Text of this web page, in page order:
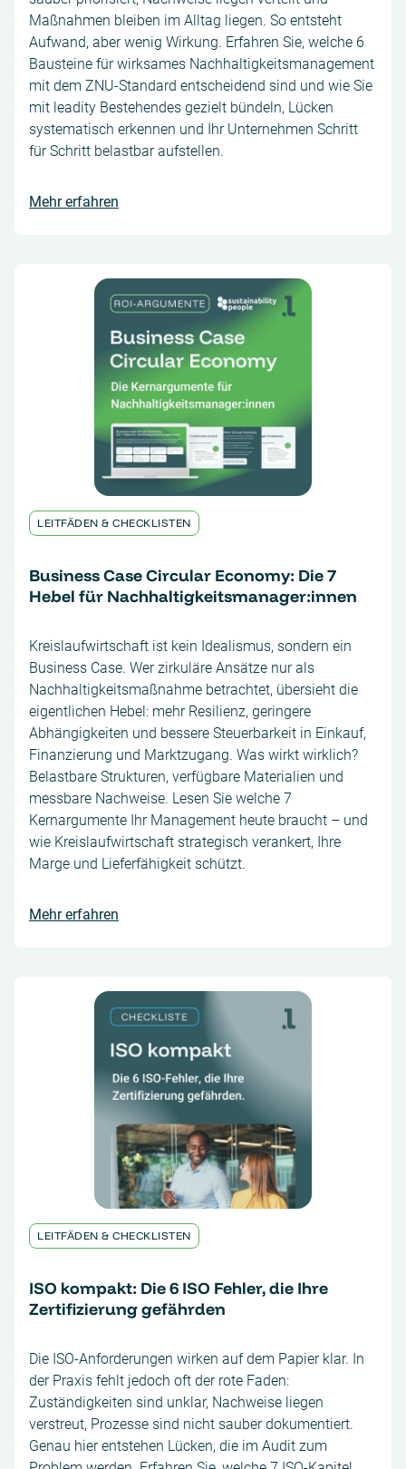
Maßnahmen bleiben im Alltag liegen. So entsteht
Aufwand, aber wenig Wirkung. Erfahren Sie, welche 6
Bausteine für wirksames Nachhaltigkeitsmanagement
mit dem ZNU-Standard entscheidend sind und wie Sie
mit leadity Bestehendes gezielt bündeln, Lücken
systematisch erkennen und Ihr Unternehmen Schritt
für Schritt belastbar aufstellen.
Mehr erfahren
LEITFÄDEN & CHECKLISTEN
Business Case Circular Economy: Die 7
Hebel für Nachhaltigkeitsmanager:innen
Kreislaufwirtschaft ist kein Idealismus, sondern ein
Business Case. Wer zirkuläre Ansätze nur als
Nachhaltigkeitsmaßnahme betrachtet, übersieht die
eigentlichen Hebel: mehr Resilienz, geringere
Abhängigkeiten und bessere Steuerbarkeit in Einkauf,
Finanzierung und Marktzugang. Was wirkt wirklich?
Belastbare Strukturen, verfügbare Materialien und
messbare Nachweise. Lesen Sie welche 7
Kernargumente Ihr Management heute braucht – und
wie Kreislaufwirtschaft strategisch verankert, Ihre
Marge und Lieferfähigkeit schützt.
Mehr erfahren
LEITFÄDEN & CHECKLISTEN
ISO kompakt: Die 6 ISO Fehler, die Ihre
Zertifizierung gefährden
Die ISO-Anforderungen wirken auf dem Papier klar. In
der Praxis fehlt jedoch oft der rote Faden:
Zuständigkeiten sind unklar, Nachweise liegen
verstreut, Prozesse sind nicht sauber dokumentiert.
Genau hier entstehen Lücken, die im Audit zum